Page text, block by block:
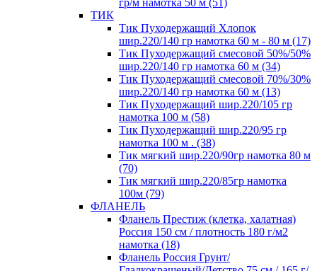
гр/м намотка 50 м (51)
ТИК
Тик Пуходержащий Хлопок
шир.220/140 гр намотка 60 м - 80 м (17)
Тик Пуходержащий смесовой 50%/50%
шир.220/140 гр намотка 60 м (34)
Тик Пуходержащий смесовой 70%/30%
шир.220/140 гр намотка 60 м (13)
Тик Пуходержащий шир.220/105 гр
намотка 100 м (58)
Тик Пуходержащий шир.220/95 гр
намотка 100 м . (38)
Тик мягкий шир.220/90гр намотка 80 м
(70)
Тик мягкий шир.220/85гр намотка
100м (79)
ФЛАНЕЛЬ
Фланель Престиж (клетка, халатная)
Россия 150 см / плотность 180 г/м2
намотка (18)
Фланель Россия Грунт/